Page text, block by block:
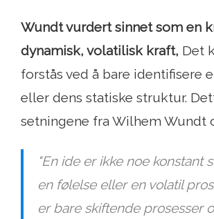
Wundt vurdert sinnet som en
dynamisk, volatilisk kraft, Det
forstås ved å bare identifisere
eller dens statiske struktur.
setningene fra Wilhem Wundt
"En ide er ikke noe konstant
en følelse eller en volatil
er bare skiftende prosesser